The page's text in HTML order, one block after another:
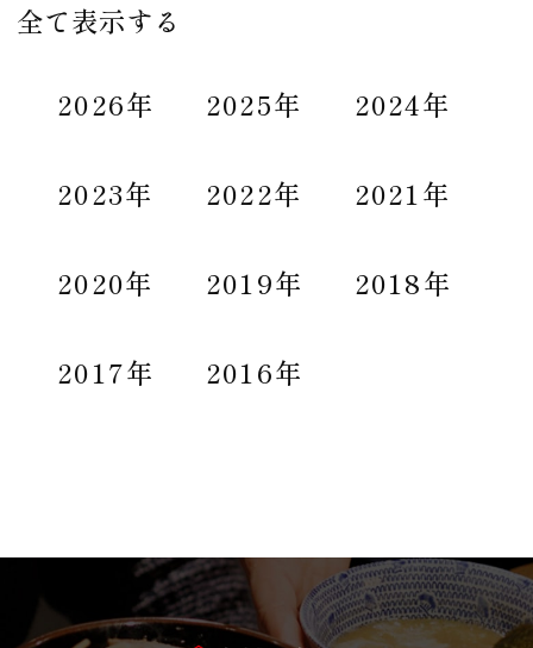
全て表示する
2026年 2025年 2024年
2023年 2022年 2021年
2020年 2019年 2018年
2017年 2016年